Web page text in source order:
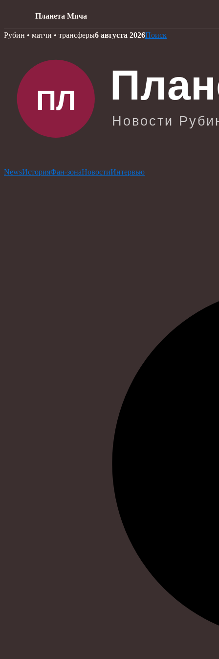
Планета Мяча
Skip
Рубин • матчи • трансферы6 августа 2026Поиск
NewsИсторияФан-зонаНовостиИнтервью